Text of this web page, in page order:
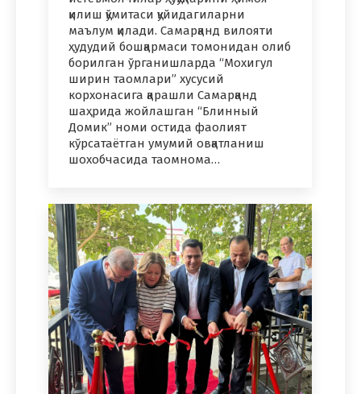
қилиш қўмитаси қуйидагиларни
маълум қилади. Самарқанд вилояти
ҳудудий бошқармаси томонидан олиб
борилган ўрганишларда “Мохигул
ширин таомлари” хусусий
корхонасига қарашли Самарқанд
шаҳридa жойлашган “Блинный
Домик” номи остида фаолият
кўрсатаётган умумий овқатланиш
шохобчасида таомнома…